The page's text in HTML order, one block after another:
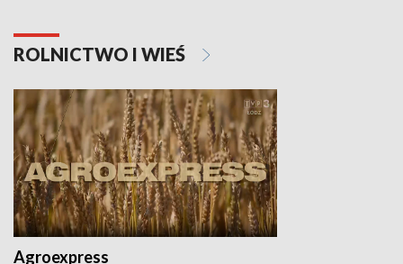
ROLNICTWO I WIEŚ
Agroexpress